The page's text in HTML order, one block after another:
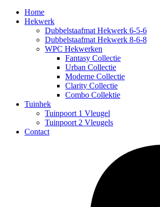
Home
Hekwerk
Dubbelstaafmat Hekwerk 6-5-6
Dubbelstaafmat Hekwerk 8-6-8
WPC Hekwerken
Fantasy Collectie
Urban Collectie
Moderne Collectie
Clarity Collectie
Combo Collektie
Tuinhek
Tuinpoort 1 Vleugel
Tuinpoort 2 Vleugels
Contact